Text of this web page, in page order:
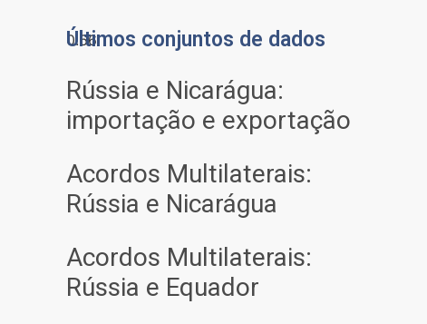
Últimos conjuntos de dados
Rússia e Nicarágua:
importação e exportação
Acordos Multilaterais:
Rússia e Nicarágua
Acordos Multilaterais:
Rússia e Equador